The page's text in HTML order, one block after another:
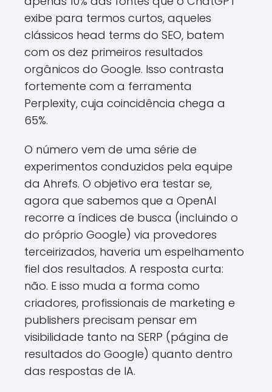
exibe para termos curtos, aqueles
clássicos head terms do SEO, batem
com os dez primeiros resultados
orgânicos do Google. Isso contrasta
fortemente com a ferramenta
Perplexity, cuja coincidência chega a
65%.
O número vem de uma série de
experimentos conduzidos pela equipe
da Ahrefs. O objetivo era testar se,
agora que sabemos que a OpenAI
recorre a índices de busca (incluindo o
do próprio Google) via provedores
terceirizados, haveria um espelhamento
fiel dos resultados. A resposta curta:
não. E isso muda a forma como
criadores, profissionais de marketing e
publishers precisam pensar em
visibilidade tanto na SERP (página de
resultados do Google) quanto dentro
das respostas de IA.